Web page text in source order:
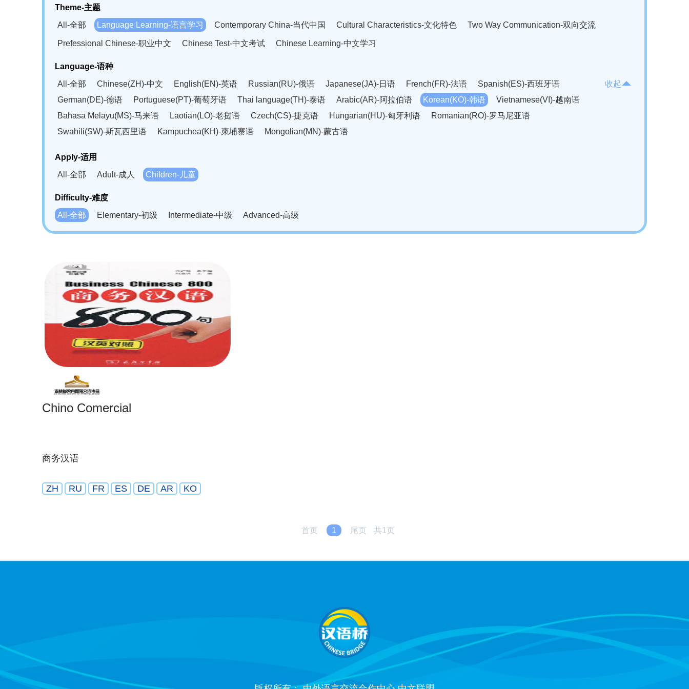
Theme-主题
All-全部
Language Learning-语言学习 Contemporary China-当代中国 Cultural Characteristics-文化特色 Two Way Communication-双向交流
Prefessional Chinese-职业中文 Chinese Test-中文考试 Chinese Learning-中文学习
Language-语种
All-全部
Chinese(ZH)-中文 English(EN)-英语 Russian(RU)-俄语 Japanese(JA)-日语 French(FR)-法语
Spanish(ES)-西班牙语
German(DE)-德语
Portuguese(PT)-葡萄牙语 Thai language(TH)-泰语 Arabic(AR)-阿拉伯语 Korean(KO)-韩语
Vietnamese(VI)-越南语
Bahasa Melayu(MS)-马来语
Laotian(LO)-老挝语 Czech(CS)-捷克语 Hungarian(HU)-匈牙利语
Romanian(RO)-罗马尼亚语
Swahili(SW)-斯瓦西里语
Kampuchea(KH)-柬埔寨语 Mongolian(MN)-蒙古语
收起
Apply-适用
All-全部
Adult-成人 Children-儿童
Difficulty-难度
All-全部
Elementary-初级 Intermediate-中级 Advanced-高级
Chino Comercial
商务汉语
ZH RU FR ES DE AR KO
首页 1 尾页 共1页